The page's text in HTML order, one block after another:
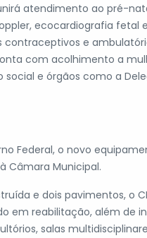
atendimento ao pré-
ecocardiografia
e
com acolhimento a
e órgãos como a
Federal, o novo
Câmara Municipal.
e dois pavimentos, o
reabilitação, além de
salas